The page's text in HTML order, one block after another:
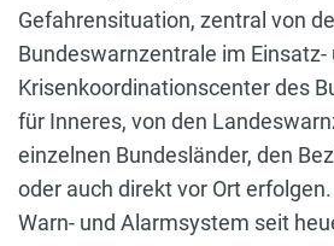
Gefahrensituation, zentral von
Bundeswarnzentrale im Einsatz-
Krisenkoordinationscenter des
für Inneres, von den
einzelnen Bundesländer, den
oder auch direkt vor Ort
Warn- und Alarmsystem seit